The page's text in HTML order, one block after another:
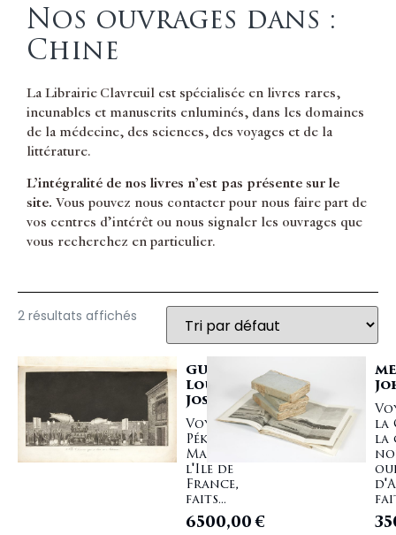
Nos ouvrages dans :
Chine
La Librairie Clavreuil est spécialisée en livres rares,
incunables et manuscrits enluminés, dans les domaines
de la médecine, des sciences, des voyages et de la
littérature.
L’intégralité de nos livres n’est pas présente sur le
site. Vous pouvez nous contacter pour nous faire part de
vos centres d’intérêt ou nous signaler les ouvrages que
vous recherchez en particulier.
2 résultats affichés
GUIGNES
Louis-
Joseph de
Voyages à
Péking,
Manille, et
l'Ile de
France,
faits...
6500,00€
la
la